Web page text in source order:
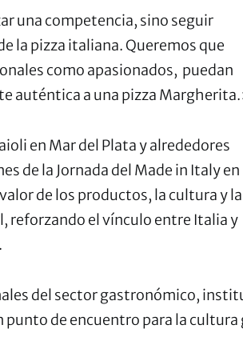
una competencia, sino seguir
la pizza italiana. Queremos que
como apasionados, puedan
auténtica a una pizza
en Mar del Plata y alrededores
de la Jornada del Made in Italy en
de los productos, la cultura y la
reforzando el vínculo entre Italia y
del sector gastronómico,
punto de encuentro para la